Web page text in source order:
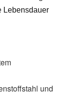
Lebensdauer
und